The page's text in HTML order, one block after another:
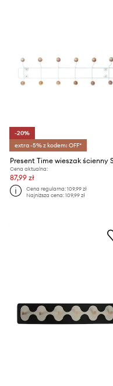
-20%
extra -5% z kodem: OFF*
Cena aktualna:
87,99 zł
Cena regularna:109,99 zł
Najniższa cena:109,99 zł